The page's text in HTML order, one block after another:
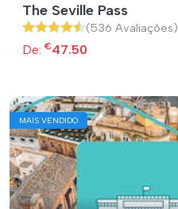
The Seville Pass
(536 Avaliações)
De: €47.50
MAIS VENDIDO